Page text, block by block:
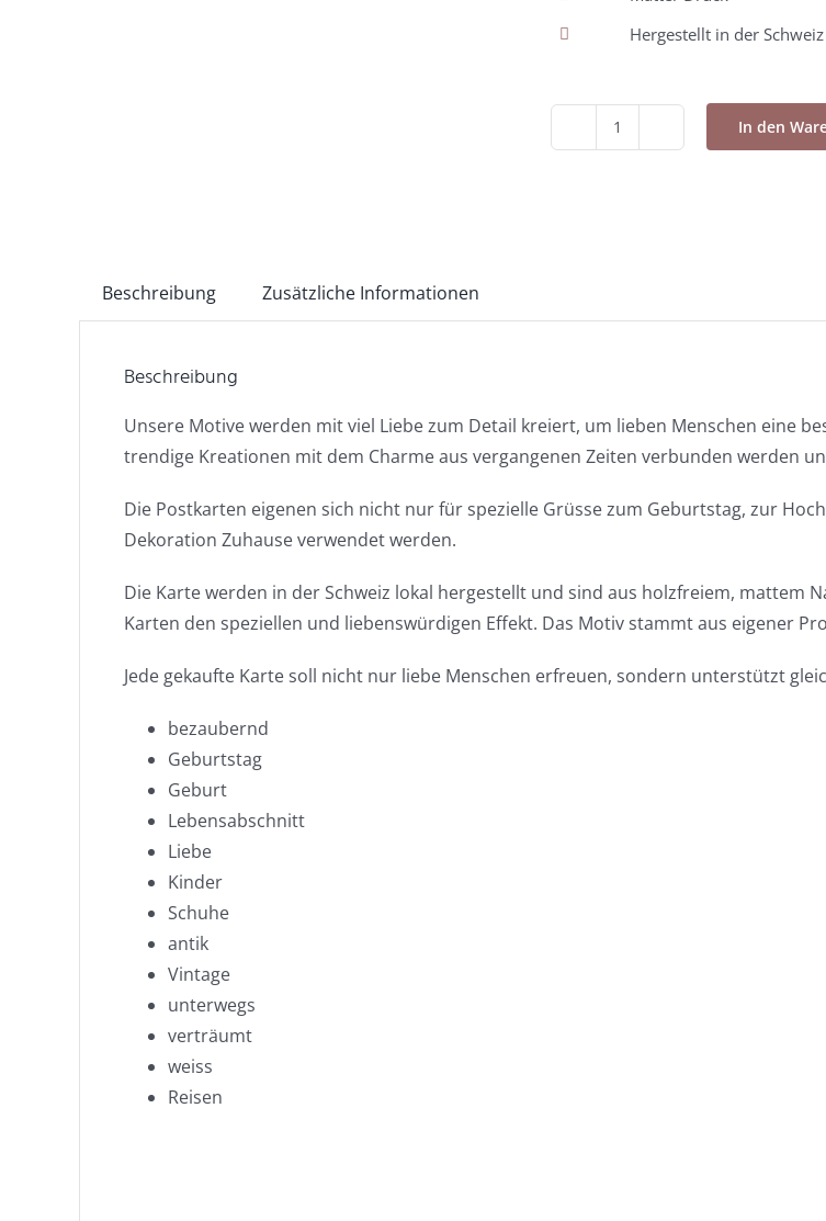
Hergestellt in der Schweiz
Postkarte
Menge
In den
Beschreibung Zusätzliche Informationen
Beschreibung
Unsere Motive werden mit viel Liebe zum Detail kreiert, um lieben Menschen eine
trendige Kreationen mit dem Charme aus vergangenen Zeiten verbunden werden
Die Postkarten eigenen sich nicht nur für spezielle Grüsse zum Geburtstag, zur
Dekoration Zuhause verwendet werden.
Die Karte werden in der Schweiz lokal hergestellt und sind aus holzfreiem, mattem
Karten den speziellen und liebenswürdigen Effekt. Das Motiv stammt aus eigener
Jede gekaufte Karte soll nicht nur liebe Menschen erfreuen, sondern unterstützt
bezaubernd
Geburtstag
Geburt
Lebensabschnitt
Liebe
Kinder
Schuhe
antik
Vintage
unterwegs
verträumt
weiss
Reisen